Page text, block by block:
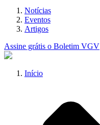
Notícias
Eventos
Artigos
Assine grátis o Boletim VGV
Início